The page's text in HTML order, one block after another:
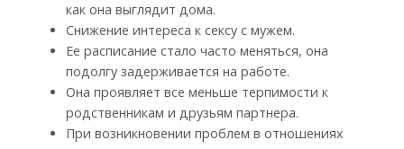
как она выглядит дома.
Снижение интереса к сексу с мужем.
Ее расписание стало часто меняться, она
подолгу задерживается на работе.
Она проявляет все меньше терпимости к
родственникам и друзьям партнера.
При возникновении проблем в отношениях